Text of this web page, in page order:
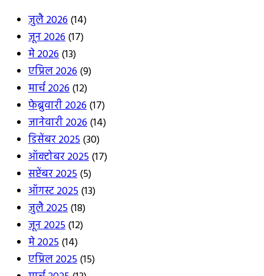
जुलै 2026(14)
जून 2026(17)
मे 2026(13)
एप्रिल 2026(9)
मार्च 2026(12)
फेब्रुवारी 2026(17)
जानेवारी 2026(14)
डिसेंबर 2025(30)
ऑक्टोबर 2025(17)
सप्टेंबर 2025(5)
ऑगस्ट 2025(13)
जुलै 2025(18)
जून 2025(12)
मे 2025(14)
एप्रिल 2025(15)